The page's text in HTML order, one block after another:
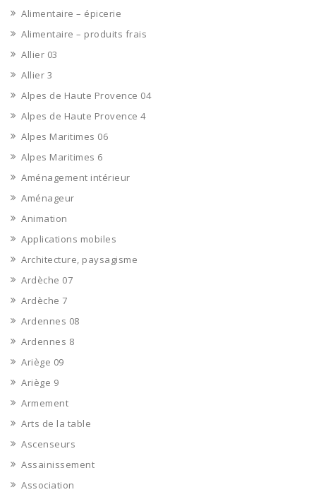
Alimentaire – épicerie
Alimentaire – produits frais
Allier 03
Allier 3
Alpes de Haute Provence 04
Alpes de Haute Provence 4
Alpes Maritimes 06
Alpes Maritimes 6
Aménagement intérieur
Aménageur
Animation
Applications mobiles
Architecture, paysagisme
Ardèche 07
Ardèche 7
Ardennes 08
Ardennes 8
Ariège 09
Ariège 9
Armement
Arts de la table
Ascenseurs
Assainissement
Association